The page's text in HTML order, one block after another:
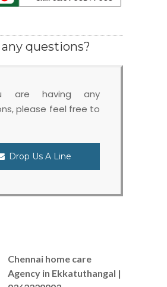
questions?
are having any
please feel free to
Drop Us A Line
Chennai home care
Agency in Ekkatuthangal |